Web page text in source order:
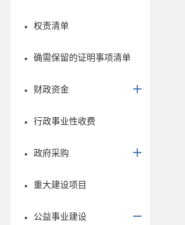
权责清单
确需保留的证明事项清单
财政资金
行政事业性收费
政府采购
重大建设项目
公益事业建设